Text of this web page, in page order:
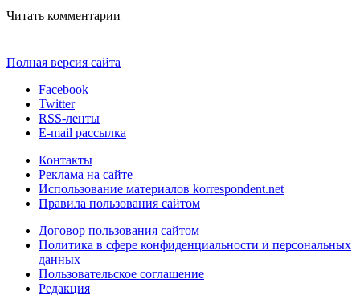
Читать комментарии
Полная версия сайта
Facebook
Twitter
RSS-ленты
E-mail рассылка
Контакты
Реклама на сайте
Использование материалов korrespondent.net
Правила пользования сайтом
Договор пользования сайтом
Политика в сфере конфиденциальности и персональных
данных
Пользовательское соглашение
Редакция